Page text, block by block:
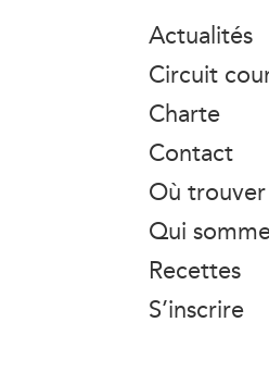
Actualités
Circuit
Charte
Contact
Où
Qui
Recettes
S’inscrire